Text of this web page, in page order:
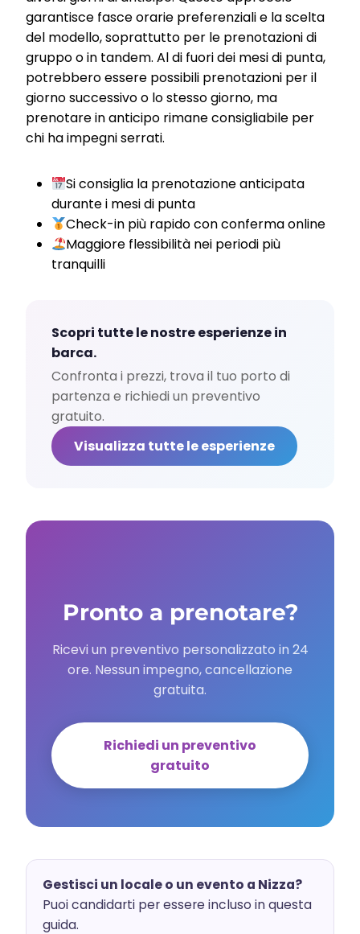
garantisce fasce orarie preferenziali e la scelta
del modello, soprattutto per le prenotazioni di
gruppo o in tandem. Al di fuori dei mesi di punta,
potrebbero essere possibili prenotazioni per il
giorno successivo o lo stesso giorno, ma
prenotare in anticipo rimane consigliabile per
chi ha impegni serrati.
Si consiglia la prenotazione anticipata
durante i mesi di punta
Check-in più rapido con conferma online
Maggiore flessibilità nei periodi più
tranquilli
Scopri tutte le nostre esperienze in
barca.
Confronta i prezzi, trova il tuo porto di
partenza e richiedi un preventivo
gratuito.
Visualizza tutte le esperienze
Pronto a prenotare?
Ricevi un preventivo personalizzato in 24
ore. Nessun impegno, cancellazione
gratuita.
Richiedi un preventivo
gratuito
Gestisci un locale o un evento a Nizza?
Puoi candidarti per essere incluso in questa
guida.